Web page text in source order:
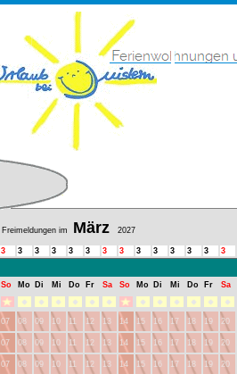
Freimeldungen im März 2027
3 3 3 3 3 3 3 3 3 3 3 3 3 3
So Mo Di Mi Do Fr Sa So Mo Di Mi Do Fr Sa
07 08 09 10 11 12 13 14 15 16 17 18 19 20
07 08 09 10 11 12 13 14 15 16 17 18 19 20
07 08 09 10 11 12 13 14 15 16 17 18 19 20